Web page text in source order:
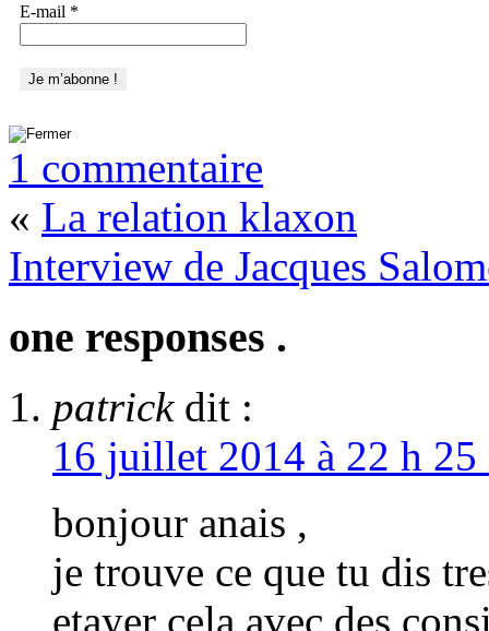
E-mail *
1 commentaire
« La relation klaxon
Interview de Jacques
one responses .
patrick dit :
16 juillet 2014 à 22 h
bonjour anais ,
je trouve ce que tu dis
etayer cela avec des